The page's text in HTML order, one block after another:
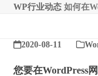
menu
menu
WP行业动态 如何在
2020-08-11
您要在WordPress